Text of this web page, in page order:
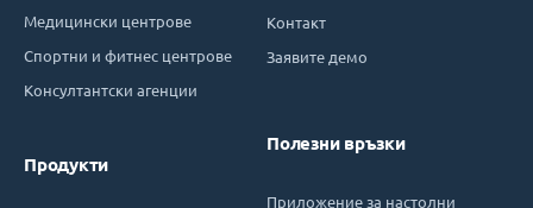
Медицински центрове
Спортни и фитнес центрове
Консултантски агенции
Продукти
Контакт
Заявите демо
Полезни връзки
Приложение за настолни